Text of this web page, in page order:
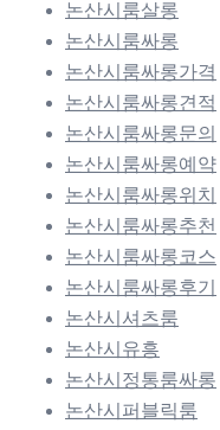
논산시룸살롱
논산시룸싸롱
논산시룸싸롱가격
논산시룸싸롱견적
논산시룸싸롱문의
논산시룸싸롱예약
논산시룸싸롱위치
논산시룸싸롱추천
논산시룸싸롱코스
논산시룸싸롱후기
논산시셔츠룸
논산시유흥
논산시정통룸싸롱
논산시퍼블릭룸